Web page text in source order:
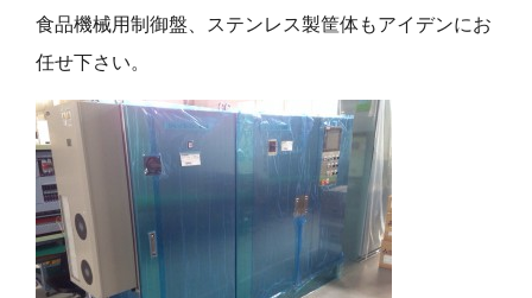
食品機械用制御盤、ステンレス製筐体もアイデンにお
任せ下さい。